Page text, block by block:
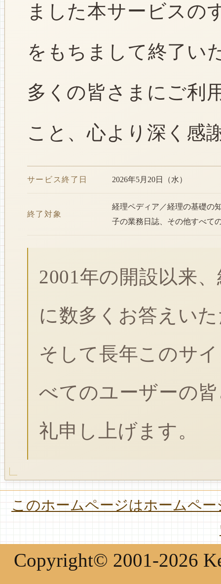
ました本サービスの
をもちまして終了い
多くの皆さまにご利
こと、心より深く感
サービス終了日 2026年5月20日（水）
終了対象
経理ペディア／経理の基礎の
子の業務日誌、その他すべて
2001年の開設以来
に数多くお答えい
そして長年このサ
べてのユーザーの
礼申し上げます。
このホームページはホームペ
Copyright© 2001-2026